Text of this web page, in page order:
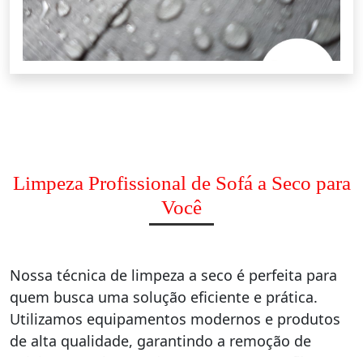
Limpeza Profissional de Sofá a Seco para
Você
Nossa técnica de limpeza a seco é perfeita para
quem busca uma solução eficiente e prática.
Utilizamos equipamentos modernos e produtos
de alta qualidade, garantindo a remoção de